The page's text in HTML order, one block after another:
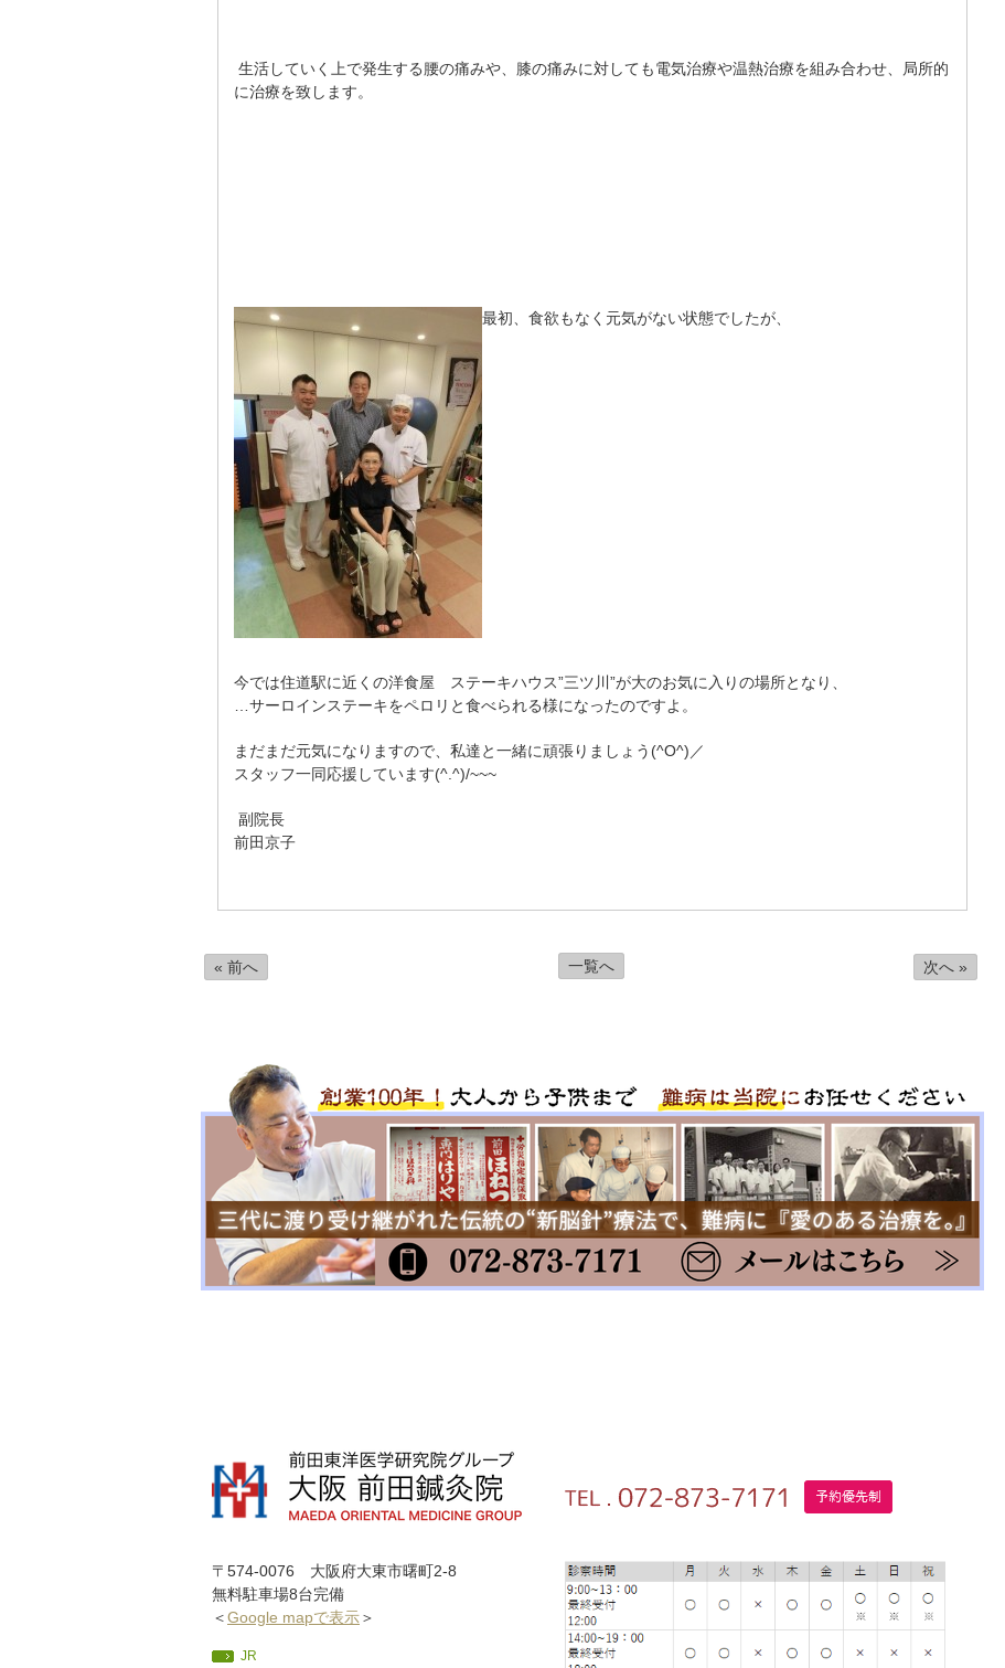
生活していく上で発生する腰の痛みや、膝の痛みに対しても電気治療や温熱治療を組み合わせ、局所的
に治療を致します。
最初、食欲もなく元気がない状態でしたが、
今では住道駅に近くの洋食屋 ステーキハウス”三ツ川”が大のお気に入りの場所となり、
…サーロインステーキをペロリと食べられる様になったのですよ。
まだまだ元気になりますので、私達と一緒に頑張りましょう(^O^)／
スタッフ一同応援しています(^.^)/~~~
副院長
前田京子
« 前へ 一覧へ 次へ »
〒574-0076 大阪府大東市曙町2-8
無料駐車場8台完備
＜Google mapで表示＞
JR